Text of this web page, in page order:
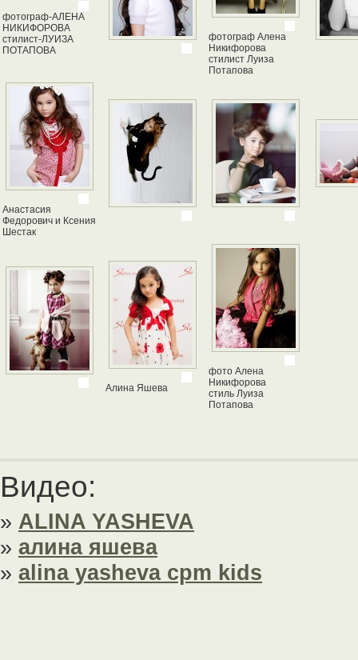
фотограф-АЛЕНА
НИКИФОРОВА
стилист-ЛУИЗА
ПОТАПОВА
фотограф Алена
Никифорова
стилист Луиза
Потапова
Анастасия
Федорович и Ксения
Шестак
Алина Яшева
фото Алена
Никифорова
стиль Луиза
Потапова
Видео:
» ALINA YASHEVA
» алина яшева
» alina yasheva cpm kids